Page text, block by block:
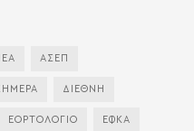
ΑΣΕΠ
ΔΙΕΘΝΗ
ΕΟΡΤΟΛΟΓΙΟ ΕΦΚΑ